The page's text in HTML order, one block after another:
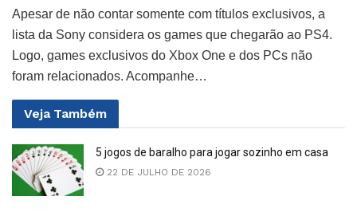
Apesar de não contar somente com títulos exclusivos, a
lista da Sony considera os games que chegarão ao PS4.
Logo, games exclusivos do Xbox One e dos PCs não
foram relacionados. Acompanhe…
Veja Também
5 jogos de baralho para jogar sozinho em casa
22 DE JULHO DE 2026